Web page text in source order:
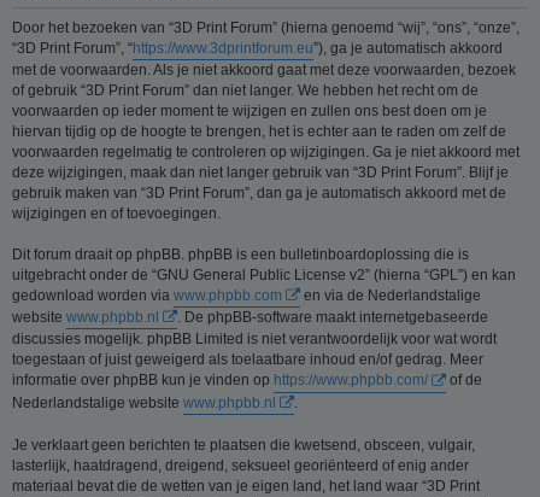
Door het bezoeken van “3D Print Forum” (hierna genoemd “wij”, “ons”, “onze”,
“3D Print Forum”, “https://www.3dprintforum.eu”), ga je automatisch akkoord
met de voorwaarden. Als je niet akkoord gaat met deze voorwaarden, bezoek
of gebruik “3D Print Forum” dan niet langer. We hebben het recht om de
voorwaarden op ieder moment te wijzigen en zullen ons best doen om je
hiervan tijdig op de hoogte te brengen, het is echter aan te raden om zelf de
voorwaarden regelmatig te controleren op wijzigingen. Ga je niet akkoord met
deze wijzigingen, maak dan niet langer gebruik van “3D Print Forum”. Blijf je
gebruik maken van “3D Print Forum”, dan ga je automatisch akkoord met de
wijzigingen en of toevoegingen.
Dit forum draait op phpBB. phpBB is een bulletinboardoplossing die is
uitgebracht onder de “GNU General Public License v2” (hierna “GPL”) en kan
gedownload worden via www.phpbb.com
en via de Nederlandstalige
website www.phpbb.nl
. De phpBB-software maakt internetgebaseerde
discussies mogelijk. phpBB Limited is niet verantwoordelijk voor wat wordt
toegestaan of juist geweigerd als toelaatbare inhoud en/of gedrag. Meer
informatie over phpBB kun je vinden op https://www.phpbb.com/
of de
Nederlandstalige website www.phpbb.nl
Je verklaart geen berichten te plaatsen die kwetsend, obsceen, vulgair,
lasterlijk, haatdragend, dreigend, seksueel georiënteerd of enig ander
materiaal bevat die de wetten van je eigen land, het land waar “3D Print